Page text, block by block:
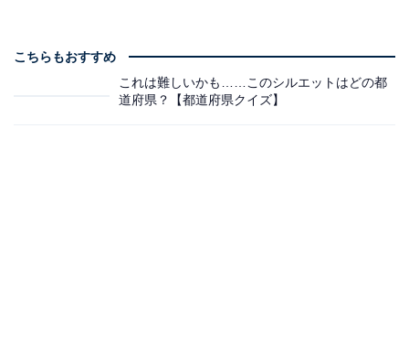
こちらもおすすめ
これは難しいかも……このシルエットはどの都
道府県？【都道府県クイズ】